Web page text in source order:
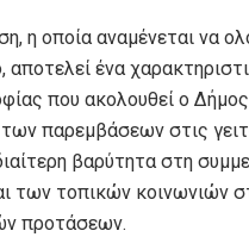
η οποία αναμένεται να
ένα
που ακολουθεί ο
παρεμβάσεων στις
βαρύτητα στη
των τοπικών κοινωνιών
προτάσεων.